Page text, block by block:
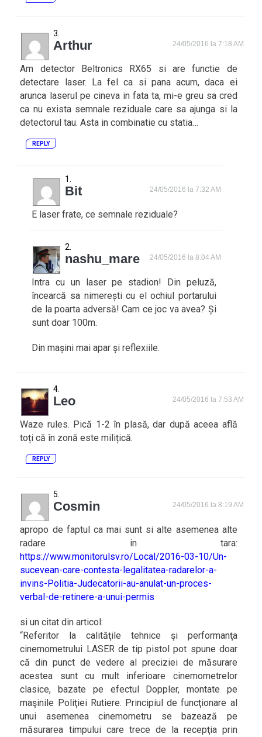
Arthur 24/05/2016 la 7:18 AM
Am detector Beltronics RX65 si are functie de
detectare laser. La fel ca si pana acum, daca ei
arunca laserul pe cineva in fata ta, mi-e greu sa cred
ca nu exista semnale reziduale care sa ajunga si la
detectorul tau. Asta in combinatie cu statia…
REPLY
Bit 24/05/2016 la 7:32 AM
E laser frate, ce semnale reziduale?
nashu_mare 24/05/2016 la 8:04 AM
Intra cu un laser pe stadion! Din peluză,
încearcă sa nimerești cu el ochiul portarului
de la poarta adversă! Cam ce joc va avea? Și
sunt doar 100m.
Din mașini mai apar și reflexiile.
Leo 24/05/2016 la 7:53 AM
Waze rules. Pică 1-2 în plasă, dar după aceea află
toți că în zonă este milițică.
REPLY
Cosmin 24/05/2016 la 8:19 AM
apropo de faptul ca mai sunt si alte asemenea alte
radare in tara:
https://www.monitorulsv.ro/Local/2016-03-10/Un-
sucevean-care-contesta-legalitatea-radarelor-a-
invins-Politia-Judecatorii-au-anulat-un-proces-
verbal-de-retinere-a-unui-permis
si un citat din articol:
“Referitor la calităţile tehnice şi performanţa
cinemometrului LASER de tip pistol pot spune doar
că din punct de vedere al preciziei de măsurare
acestea sunt cu mult inferioare cinemometrelor
clasice, bazate pe efectul Doppler, montate pe
maşinile Poliţiei Rutiere. Principiul de funcţionare al
unui asemenea cinemometru se bazează pe
măsurarea timpului care trece de la recepţia prin